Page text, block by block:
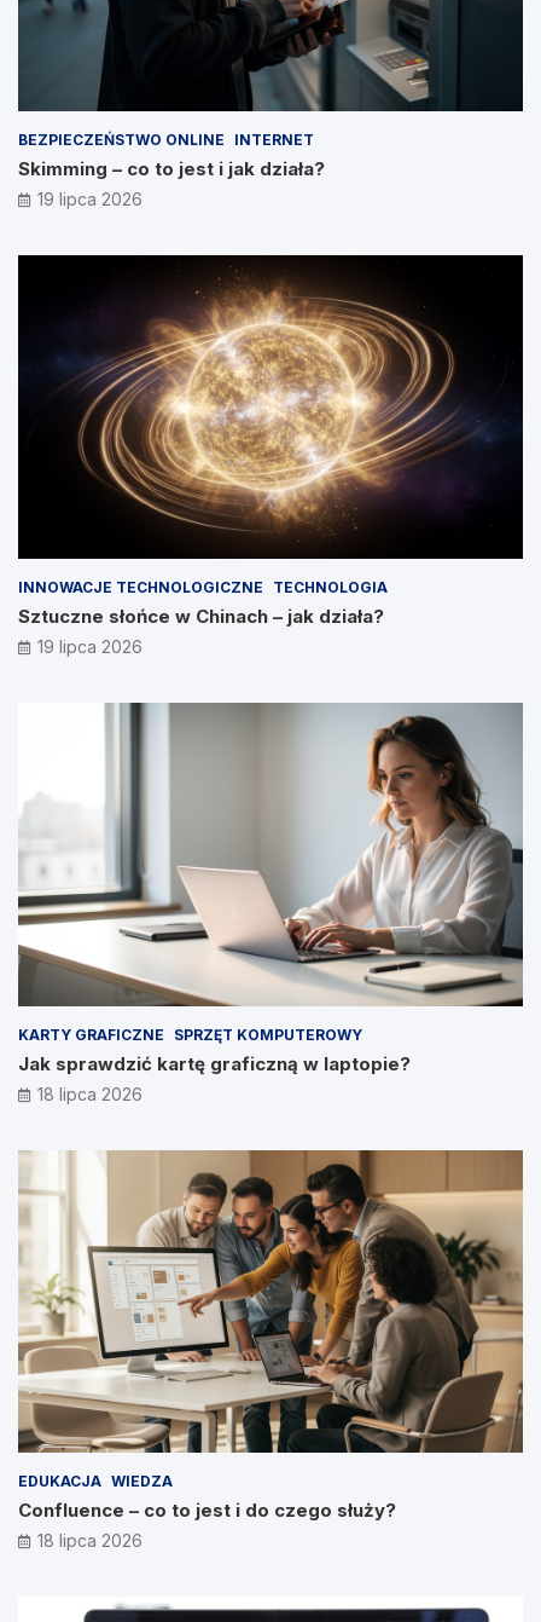
BEZPIECZEŃSTWO ONLINE INTERNET
Skimming – co to jest i jak działa?
19 lipca 2026
INNOWACJE TECHNOLOGICZNE TECHNOLOGIA
Sztuczne słońce w Chinach – jak działa?
19 lipca 2026
KARTY GRAFICZNE SPRZĘT KOMPUTEROWY
Jak sprawdzić kartę graficzną w laptopie?
18 lipca 2026
EDUKACJA WIEDZA
Confluence – co to jest i do czego służy?
18 lipca 2026